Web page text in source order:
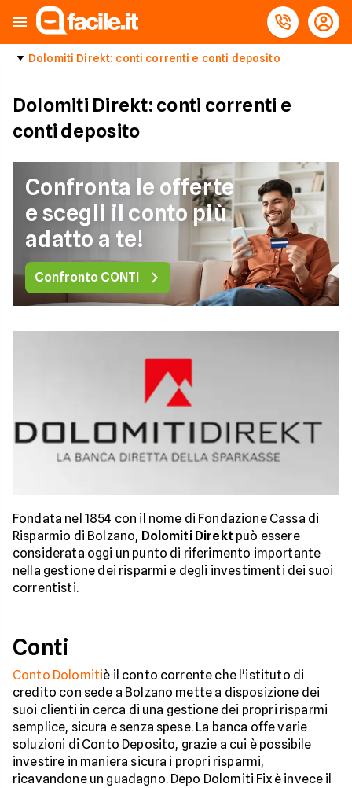
Dolomiti Direkt: conti correnti e conti deposito
Dolomiti Direkt: conti correnti e
conti deposito
Confronta le offerte
e scegli il conto più
adatto a te!
Confronto CONTI
Fondata nel 1854 con il nome di Fondazione Cassa di
Risparmio di Bolzano, Dolomiti Direkt può essere
considerata oggi un punto di riferimento importante
nella gestione dei risparmi e degli investimenti dei suoi
correntisti.
Conti
Conto Dolomitiè il conto corrente che l'istituto di
credito con sede a Bolzano mette a disposizione dei
suoi clienti in cerca di una gestione dei propri risparmi
semplice, sicura e senza spese. La banca offe varie
soluzioni di Conto Deposito, grazie a cui è possibile
investire in maniera sicura i propri risparmi,
ricavandone un guadagno. Depo Dolomiti Fix è invece il